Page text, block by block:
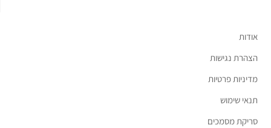
אודות
הצהרת נגישות
מדיניות פרטיות
תנאי שימוש
סריקת מסמכים